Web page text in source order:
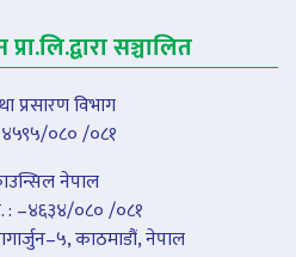
सञ्चालित
प्रसारण विभाग
४५९५/०८० /०८१
नेपाल
–४६३४/०८० /०८१
काठमाडौं, नेपाल